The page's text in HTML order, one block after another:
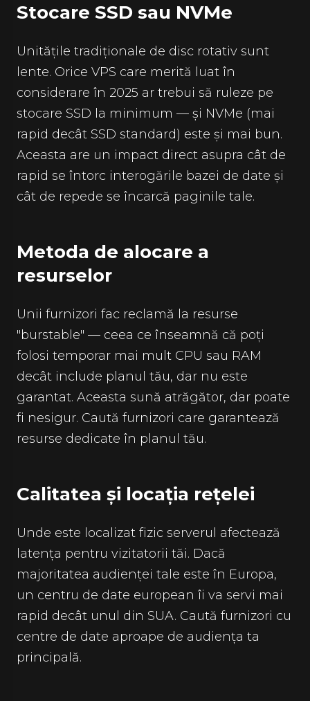
Stocare SSD sau NVMe
Unitățile tradiționale de disc rotativ sunt
lente. Orice VPS care merită luat în
considerare în 2025 ar trebui să ruleze pe
stocare SSD la minimum — și NVMe (mai
rapid decât SSD standard) este și mai bun.
Aceasta are un impact direct asupra cât de
rapid se întorc interogările bazei de date și
cât de repede se încarcă paginile tale.
Metoda de alocare a
resurselor
Unii furnizori fac reclamă la resurse
"burstable" — ceea ce înseamnă că poți
folosi temporar mai mult CPU sau RAM
decât include planul tău, dar nu este
garantat. Aceasta sună atrăgător, dar poate
fi nesigur. Caută furnizori care garantează
resurse dedicate în planul tău.
Calitatea și locația rețelei
Unde este localizat fizic serverul afectează
latența pentru vizitatorii tăi. Dacă
majoritatea audienței tale este în Europa,
un centru de date european îi va servi mai
rapid decât unul din SUA. Caută furnizori cu
centre de date aproape de audiența ta
principală.